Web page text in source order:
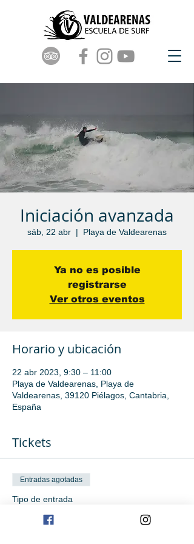
Iniciación avanzada
sáb, 22 abr
  |
Playa de Valdearenas
Ya no es posible
registrarse
Ver otros eventos
Horario y ubicación
22 abr 2023, 9:30 – 11:00
Playa de Valdearenas, Playa de
Valdearenas, 39120 Piélagos, Cantabria,
España
Tickets
Entradas agotadas
Tipo de entrada
Iniciación